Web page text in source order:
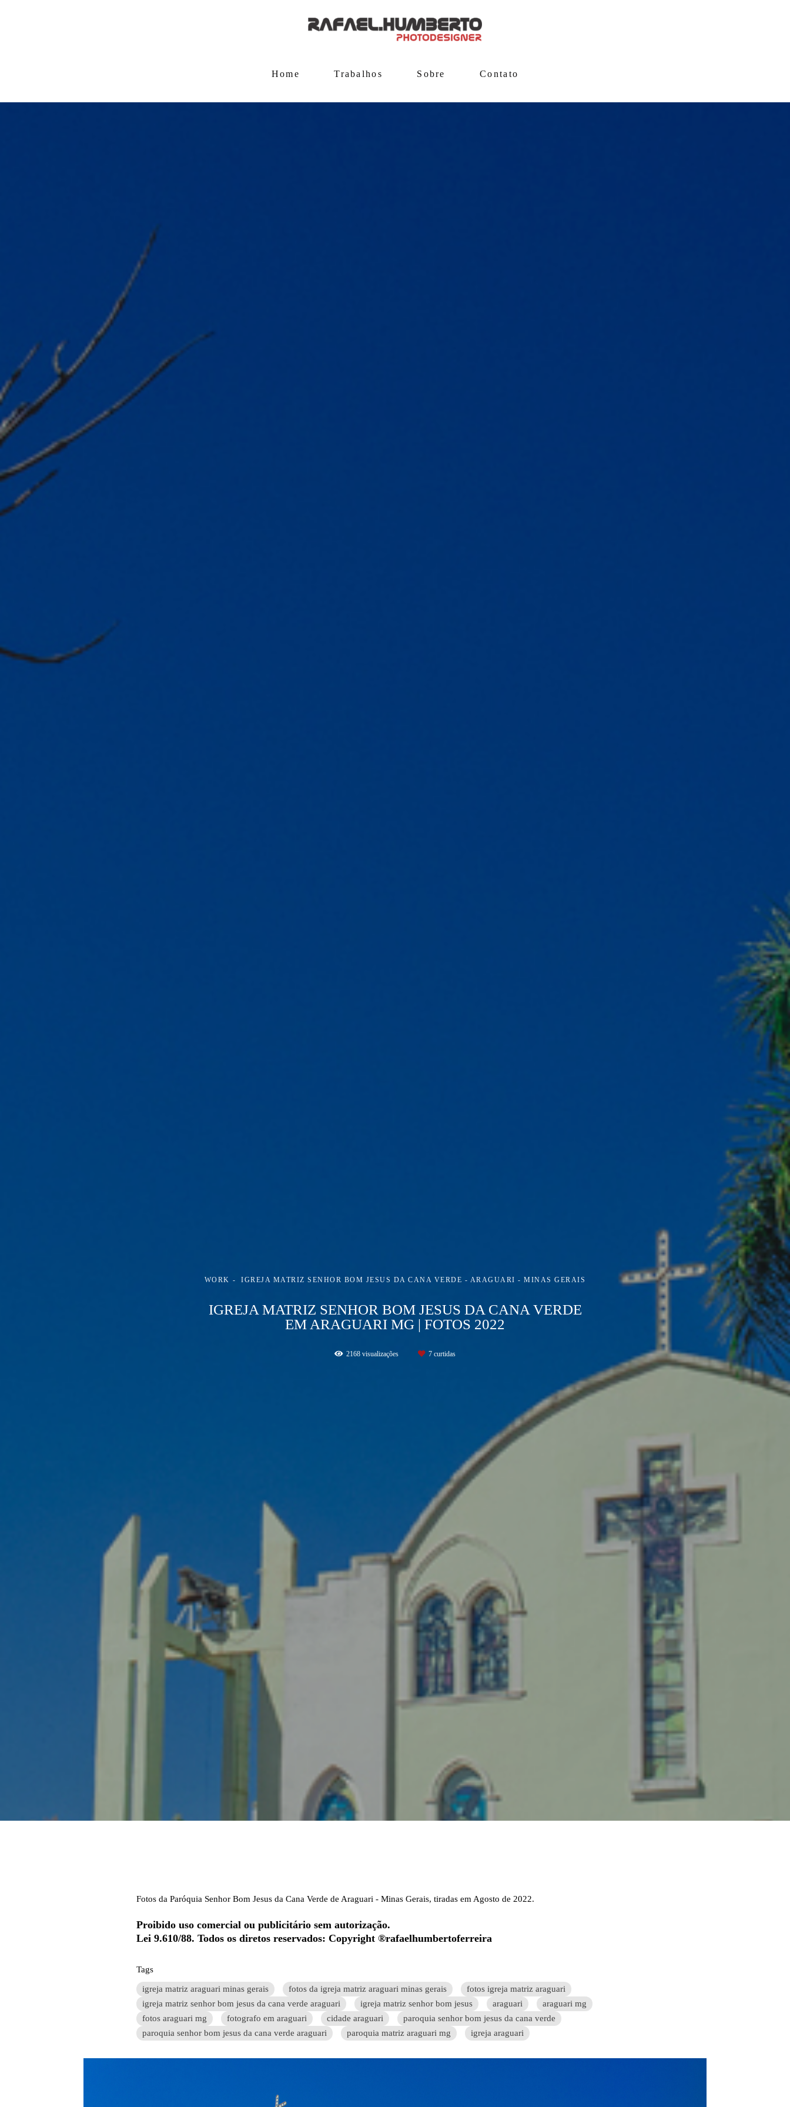
Home Trabalhos Sobre Contato
WORK IGREJA MATRIZ SENHOR BOM JESUS DA CANA VERDE - ARAGUARI - MINAS GERAIS
IGREJA MATRIZ SENHOR BOM JESUS DA CANA VERDE
EM ARAGUARI MG | FOTOS 2022
2168 visualizações 7 curtidas
Fotos da Paróquia Senhor Bom Jesus da Cana Verde de Araguari - Minas Gerais, tiradas em Agosto de 2022.
Proibido uso comercial ou publicitário sem autorização.
Lei 9.610/88. Todos os diretos reservados: Copyright ®rafaelhumbertoferreira
Tags
igreja matriz araguari minas gerais fotos da igreja matriz araguari minas gerais
fotos igreja matriz araguari
igreja matriz senhor bom jesus da cana verde araguari
igreja matriz senhor bom jesus araguari
araguari mg
fotos araguari mg
fotografo em araguari cidade araguari
paroquia senhor bom jesus da cana verde
paroquia senhor bom jesus da cana verde araguari
paroquia matriz araguari mg igreja araguari